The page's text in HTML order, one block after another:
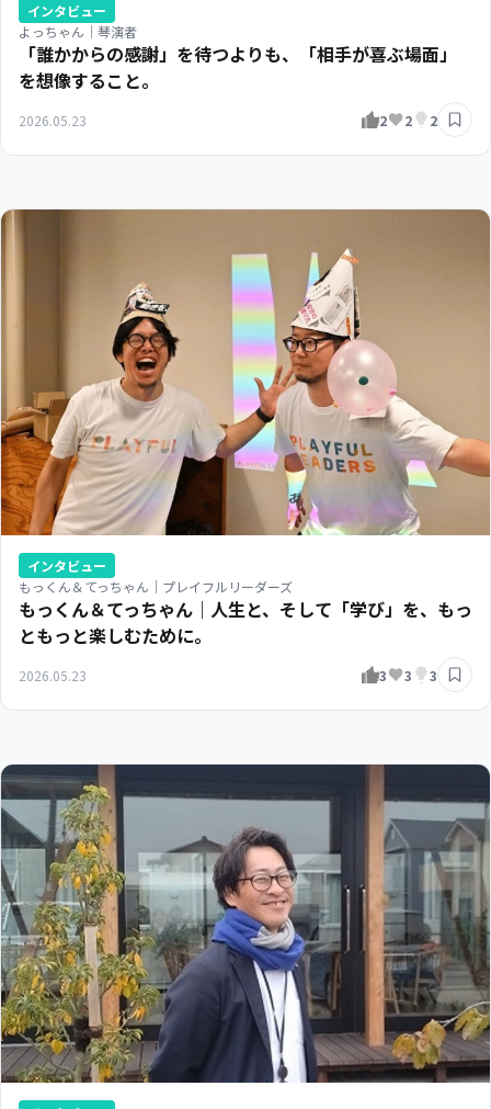
インタビュー
よっちゃん｜琴演者
「誰かからの感謝」を待つよりも、「相手が喜ぶ場面」
を想像すること。
2026.05.23 2 2 2
インタビュー
もっくん＆てっちゃん｜プレイフルリーダーズ
もっくん＆てっちゃん｜人生と、そして「学び」を、もっ
ともっと楽しむために。
2026.05.23 3 3 3